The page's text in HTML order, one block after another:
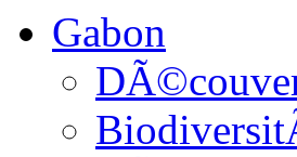
Gabon